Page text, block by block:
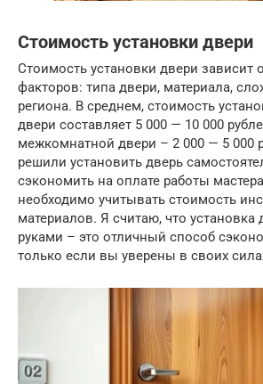
Стоимость установки двери
Стоимость установки двери зависит
факторов: типа двери, материала,
региона. В среднем, стоимость
двери составляет 5 000 — 10 000
межкомнатной двери – 2 000 — 5 000
решили установить дверь
сэкономить на оплате работы
необходимо учитывать стоимость
материалов. Я считаю, что установка
руками – это отличный способ
только если вы уверены в своих